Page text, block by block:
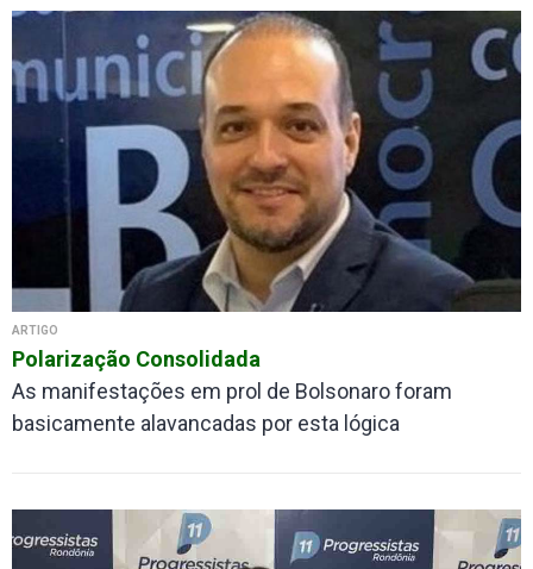
ARTIGO
Polarização Consolidada
As manifestações em prol de Bolsonaro foram
basicamente alavancadas por esta lógica